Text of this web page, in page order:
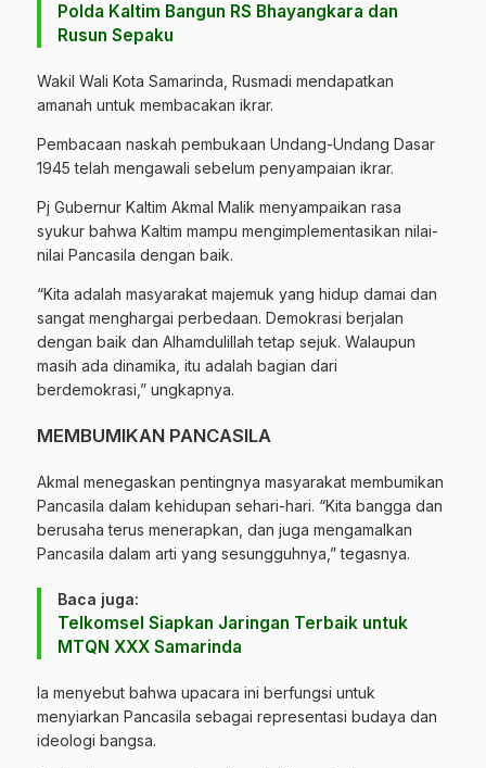
Polda Kaltim Bangun RS Bhayangkara dan
Rusun Sepaku
Wakil Wali Kota Samarinda, Rusmadi mendapatkan
amanah untuk membacakan ikrar.
Pembacaan naskah pembukaan Undang-Undang Dasar
1945 telah mengawali sebelum penyampaian ikrar.
Pj Gubernur Kaltim Akmal Malik menyampaikan rasa
syukur bahwa Kaltim mampu mengimplementasikan nilai-
nilai Pancasila dengan baik.
“Kita adalah masyarakat majemuk yang hidup damai dan
sangat menghargai perbedaan. Demokrasi berjalan
dengan baik dan Alhamdulillah tetap sejuk. Walaupun
masih ada dinamika, itu adalah bagian dari
berdemokrasi,” ungkapnya.
MEMBUMIKAN PANCASILA
Akmal menegaskan pentingnya masyarakat membumikan
Pancasila dalam kehidupan sehari-hari. “Kita bangga dan
berusaha terus menerapkan, dan juga mengamalkan
Pancasila dalam arti yang sesungguhnya,” tegasnya.
Baca juga:
Telkomsel Siapkan Jaringan Terbaik untuk
MTQN XXX Samarinda
Ia menyebut bahwa upacara ini berfungsi untuk
menyiarkan Pancasila sebagai representasi budaya dan
ideologi bangsa.